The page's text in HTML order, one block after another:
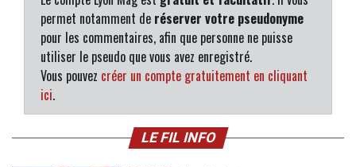
permet notamment de réserver votre pseudonyme
pour les commentaires, afin que personne ne puisse
utiliser le pseudo que vous avez enregistré.
Vous pouvez créer un compte gratuitement en cliquant
ici.
LE FIL INFO